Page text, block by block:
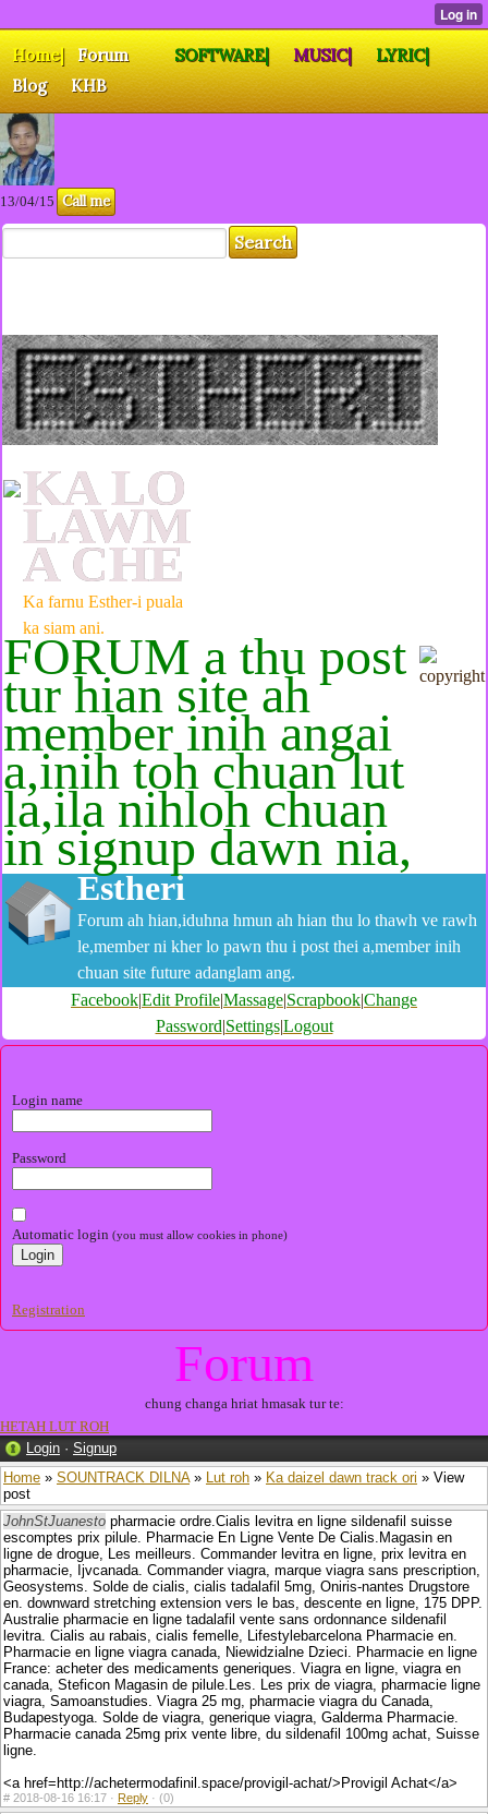
Home| Forum SOFTWARE| MUSIC|
LYRIC|
Blog
KHB
13/04/15 Call me
KA LO
LAWM
A CHE
Ka farnu Esther-i puala
ka siam ani.
FORUM a thu post
tur hian site ah
member inih angai
a,inih toh chuan lut
la,ila nihloh chuan
in signup dawn nia,
Estheri
Forum ah hian,iduhna hmun ah hian thu lo thawh ve rawh
le,member ni kher lo pawn thu i post thei a,member inih
chuan site future adanglam ang.
Facebook|Edit Profile|Massage|Scrapbook|Change
Password|Settings|Logout
Login name
Password
Automatic login (you must allow cookies in phone)
Registration
Forum
chung changa hriat hmasak tur te:
HETAH LUT ROH
Login · Signup
Home » SOUNTRACK DILNA» Lut roh » Ka daizel dawn track ori » View
post
JohnStJuanesto pharmacie ordre.Cialis levitra en ligne sildenafil suisse
escomptes prix pilule. Pharmacie En Ligne Vente De Cialis.Magasin en
ligne de drogue, Les meilleurs. Commander levitra en ligne, prix levitra en
pharmacie, Ijvcanada. Commander viagra, marque viagra sans prescription,
Geosystems. Solde de cialis, cialis tadalafil 5mg, Oniris-nantes Drugstore
en. downward stretching extension vers le bas, descente en ligne, 175 DPP.
Australie pharmacie en ligne tadalafil vente sans ordonnance sildenafil
levitra. Cialis au rabais, cialis femelle, Lifestylebarcelona Pharmacie en.
Pharmacie en ligne viagra canada, Niewidzialne Dzieci. Pharmacie en ligne
France: acheter des medicaments generiques. Viagra en ligne, viagra en
canada, Steficon Magasin de pilule.Les. Les prix de viagra, pharmacie ligne
viagra, Samoanstudies. Viagra 25 mg, pharmacie viagra du Canada,
Budapestyoga. Solde de viagra, generique viagra, Galderma Pharmacie.
Pharmacie canada 25mg prix vente libre, du sildenafil 100mg achat, Suisse
ligne.
<a href=http://achetermodafinil.space/provigil-achat/>Provigil Achat</a>
# 2018-08-16 16:17 · Reply · (0)